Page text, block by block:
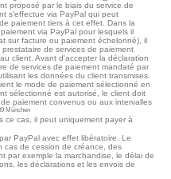
proposé par le biais du service de
s'effectue via PayPal qui peut
paiement tiers à cet effet. Dans la
via PayPal pour lesquels il
sur facture ou paiement échelonné), il
de services de paiement
client. Avant d'accepter la déclaration
de services de paiement mandaté par
les données du client transmises.
le mode de paiement sélectionné en
sélectionné est autorisé, le client doit
paiement convenus ou aux intervalles
München
ce cas, il peut uniquement payer à
PayPal avec effet libératoire. Le
cas de cession de créance, des
par exemple la marchandise, le délai de
les déclarations et les envois de